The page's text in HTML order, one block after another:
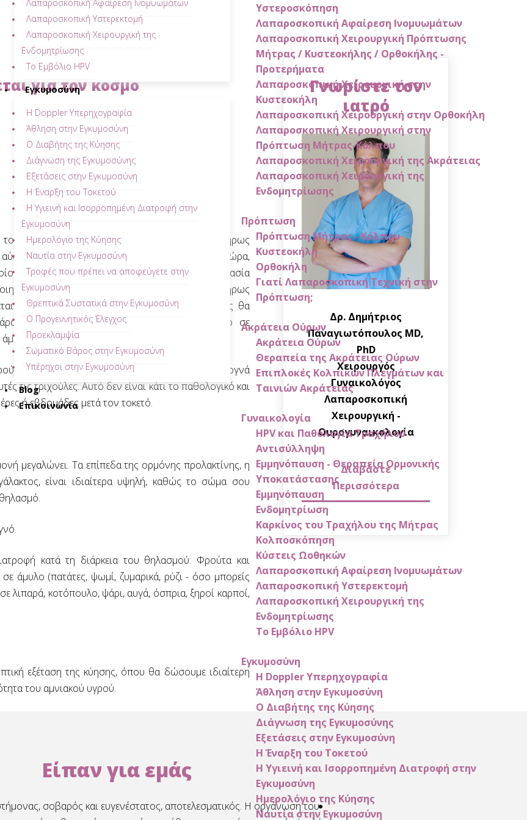
Λαπαροσκοπική Αφαίρεση Ινομυωμάτων
Λαπαροσκοπική Υστερεκτομή
Λαπαροσκοπική Χειρουργική της
Ενδομητρίωσης
Το Εμβόλιο HPV
Εγκυμοσύνη
Η Doppler Υπερηχογραφία
Άθληση στην Εγκυμοσύνη
Ο Διαβήτης της Κύησης
Διάγνωση της Εγκυμοσύνης
Εξετάσεις στην Εγκυμοσύνη
Η Έναρξη του Τοκετού
Η Υγιεινή και Ισορροπημένη Διατροφή στην
Εγκυμοσύνη
Ημερολόγιο της Κύησης
Ναυτία στην Εγκυμοσύνη
Τροφές που πρέπει να αποφεύγετε στην
Εγκυμοσύνη
Θρεπτικά Συστατικά στην Εγκυμοσύνη
Ο Προγεννητικός Έλεγχος
Προεκλαμψία
Σωματικό Βάρος στην Εγκυμοσύνη
Υπέρηχοι στην Εγκυμοσύνη
Blog
Επικοινωνία
Υστεροσκόπηση
Λαπαροσκοπική Αφαίρεση Ινομυωμάτων
Λαπαροσκοπική Χειρουργική Πρόπτωσης
Μήτρας / Κυστεοκήλης / Ορθοκήλης -
Προτερήματα
Λαπαροσκοπική Χειρουργική στην
Κυστεοκήλη
Λαπαροσκοπική Χειρουργική στην Ορθοκήλη
Λαπαροσκοπική Χειρουργική στην
Πρόπτωση Μήτρας-Κόλπου
Λαπαροσκοπική Χειρουργική της Ακράτειας
Λαπαροσκοπική Χειρουργική της
Ενδομητρίωσης
Πρόπτωση
Πρόπτωση Μήτρας - Κόλπου
Κυστεοκήλη
Ορθοκήλη
Γιατί Λαπαροσκοπική Τεχνική στην
Πρόπτωση;
Ακράτεια Ούρων
Ακράτεια Ούρων
Θεραπεία της Ακράτειας Ούρων
Επιπλοκές Κολπικών Πλεγμάτων και
Ταινιών Ακράτειας
Γυναικολογία
HPV και Παθολογία Τραχήλου
Αντισύλληψη
Εμμηνόπαυση - Θεραπεία Ορμονικής
Υποκατάστασης
Εμμηνόπαυση
Ενδομητρίωση
Καρκίνος του Τραχήλου της Μήτρας
Κολποσκόπηση
Κύστεις Ωοθηκών
Λαπαροσκοπική Αφαίρεση Ινομυωμάτων
Λαπαροσκοπική Υστερεκτομή
Λαπαροσκοπική Χειρουργική της
Ενδομητρίωσης
Το Εμβόλιο HPV
Εγκυμοσύνη
Η Doppler Υπερηχογραφία
Άθληση στην Εγκυμοσύνη
Ο Διαβήτης της Κύησης
Διάγνωση της Εγκυμοσύνης
Εξετάσεις στην Εγκυμοσύνη
Η Έναρξη του Τοκετού
Η Υγιεινή και Ισορροπημένη Διατροφή στην
Εγκυμοσύνη
Ημερολόγιο της Κύησης
Ναυτία στην Εγκυμοσύνη
για τον κόσμο
Όλα τα όργανα του σώματός του είναι πλήρως
βάρους που θα εμφανίσει το μωράκι από τώρα,
θα του χρησιμεύσει για να ρυθμίζει τη θερμοκρασία
σύστημα του παιδιού δεν είναι ακόμα πλήρως
για αρκετό καιρό αφού γεννηθεί. Ο θηλασμός θα
πολύ, αφού το μητρικό γάλα είναι πλούσιο σε
του ουσίες.
έχει πλέον εξαφανιστεί. Παρόλα αυτά, αρκετά νεογνά
τις τριχούλες. Αυτό δεν είναι κάτι το παθολογικό και
ή εβδομάδες μετά τον τοκετό.
μεγαλώνει. Τα επίπεδα της ορμόνης προλακτίνης, η
είναι ιδιαίτερα υψηλή, καθώς το σώμα σου
θηλασμό.
κατά τη διάρκεια του θηλασμού: Φρούτα και
άμυλο (πατάτες, ψωμί, ζυμαρικά, ρύζι - όσο μπορείς
λιπαρά, κοτόπουλο, ψάρι, αυγά, όσπρια, ξηροί καρποί,
εξέταση της κύησης, όπου θα δώσουμε ιδιαίτερη
του αμνιακού υγρού.
Γνωρίστε τον
ιατρό
Δρ. Δημήτριος
Παναγιωτόπουλος MD,
PhD
Χειρουργός
Γυναικολόγος
Λαπαροσκοπική
Χειρουργική -
Ουρογυναικολογία
Διαβάστε
Περισσότερα
Είπαν για εμάς
σοβαρός και ευγενέστατος, αποτελεσματικός. Η οργάνωση του
Τεράστιο ευχαριστώ στον άνθρωπο -